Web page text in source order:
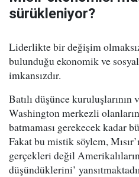
sürükleniyor?
Liderlikte bir değişim
bulunduğu ekonomik ve
imkansızdır.
Batılı düşünce
Washington merkezli olanların
batmaması gerekecek kadar
Fakat bu mistik söylem,
gerçekleri değil
düşündüklerini’